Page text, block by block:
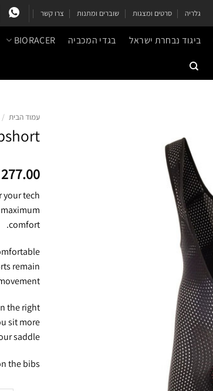
גלריה סרטים ומצגות שוברים ומתנות צרו קשר
ביגוד נבחרת ישראל בגדי המכביה BIORACER
עמוד הבית /
277.00
your tech
comfort.
remain
the right
sit more
saddle.
the bibs.